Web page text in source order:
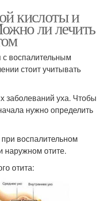
кислоты и
ли лечить
с воспалительным
стоит учитывать
заболеваний уха. Чтобы
нужно определить
воспалительном
наружном отите.
отита: